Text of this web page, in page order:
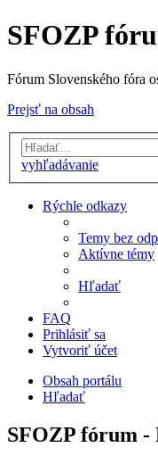
SFOZP
Fórum Slovenského fóra
Prejsť na obsah
vyhľadávanie
Rýchle odkazy
Temy bez
Aktívne témy
Hľadať
FAQ
Prihlásiť sa
Vytvoriť účet
Obsah portálu
Hľadať
SFOZP fórum -